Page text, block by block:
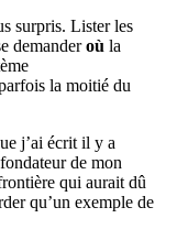
surpris. Lister les
demanderoù la
la moitié du
j’ai écrit il y a
de mon
qui aurait dû
qu’un exemple de